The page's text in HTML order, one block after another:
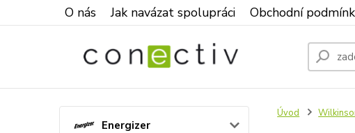
O nás Jak navázat spolupráci Obchodní
Energizer
Úvod